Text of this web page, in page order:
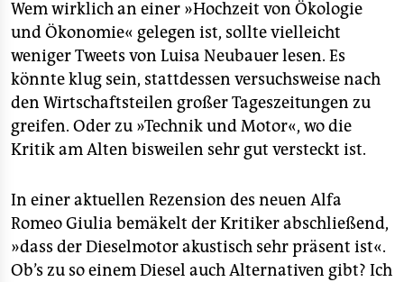
Wem wirklich an einer »Hochzeit von Ökologie
und Ökonomie« gelegen ist, sollte vielleicht
weniger Tweets von Luisa Neubauer lesen. Es
könnte klug sein, stattdessen versuchsweise nach
den Wirtschaftsteilen großer Tageszeitungen zu
greifen. Oder zu »Technik und Motor«, wo die
Kritik am Alten bisweilen sehr gut versteckt ist.
In einer aktuellen Rezension des neuen Alfa
Romeo Giulia bemäkelt der Kritiker abschließend,
»dass der Dieselmotor akustisch sehr präsent ist«.
Ob’s zu so einem Diesel auch Alternativen gibt? Ich